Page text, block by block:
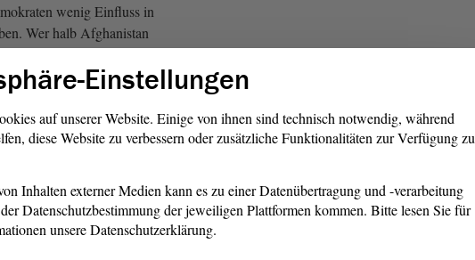
wenig Einfluss in
Wer halb Afghanistan
will, wie Sie von den
nicht Afghanistan, sondern
selbst Afghanistan.
Latour gesagt.
Ich möchte verhindern,
wie diese in den
Einstellungen
auf unserer Website. Einige von ihnen sind technisch notwendig, während
diese Website zu verbessern oder zusätzliche Funktionalitäten zur Verfügung zu
Inhalten externer Medien kann es zu einer Datenübertragung und -verarbeitung
Datenschutzbestimmung der jeweiligen Plattformen kommen. Bitte lesen Sie für
unsere Datenschutzerklärung.